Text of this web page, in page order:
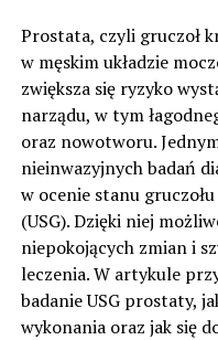
Prostata, czyli gruczoł
w męskim układzie
zwiększa się ryzyko
narządu, w tym
oraz nowotworu.
nieinwazyjnych badań
w ocenie stanu
(USG). Dzięki niej
niepokojących zmian i
leczenia. W artykule
badanie USG prostaty,
wykonania oraz jak się